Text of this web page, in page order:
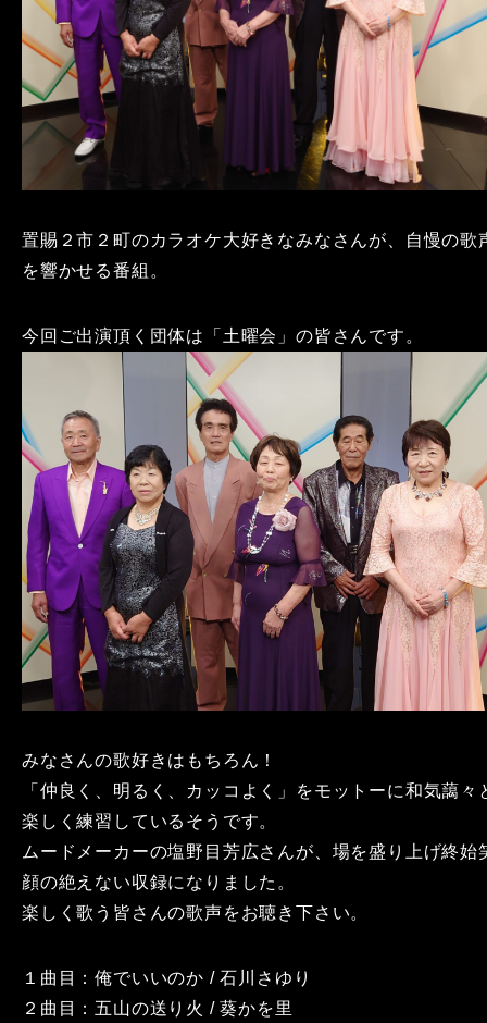
置賜２市２町のカラオケ大好きなみなさんが、自慢の歌
を響かせる番組。
今回ご出演頂く団体は「土曜会」の皆さんです。
みなさんの歌好きはもちろん！
「仲良く、明るく、カッコよく」をモットーに和気藹々
楽しく練習しているそうです。
ムードメーカーの塩野目芳広さんが、場を盛り上げ終始
顔の絶えない収録になりました。
楽しく歌う皆さんの歌声をお聴き下さい。
１曲目：俺でいいのか / 石川さゆり
２曲目：五山の送り火 / 葵かを里